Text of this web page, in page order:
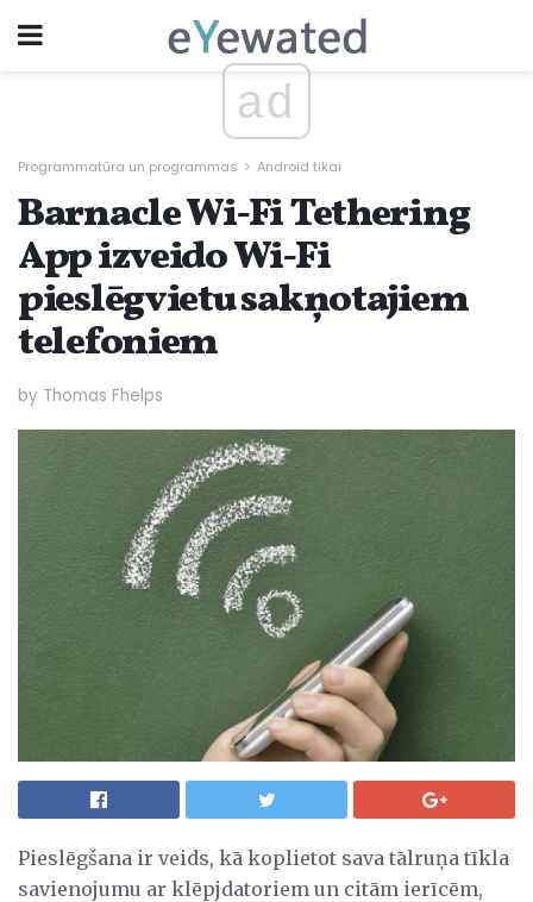
ad
Programmatūra un programmas Android tikai
Barnacle Wi-Fi Tethering
App izveido Wi-Fi
pieslēgvietu sakņotajiem
telefoniem
by Thomas Fhelps
Pieslēgšana ir veids, kā koplietot sava tālruņa tīkla
savienojumu ar klēpjdatoriem un citām ierīcēm,